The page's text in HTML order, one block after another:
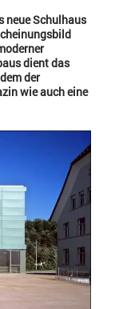
neue Schulhaus
dient das
der
wie auch eine